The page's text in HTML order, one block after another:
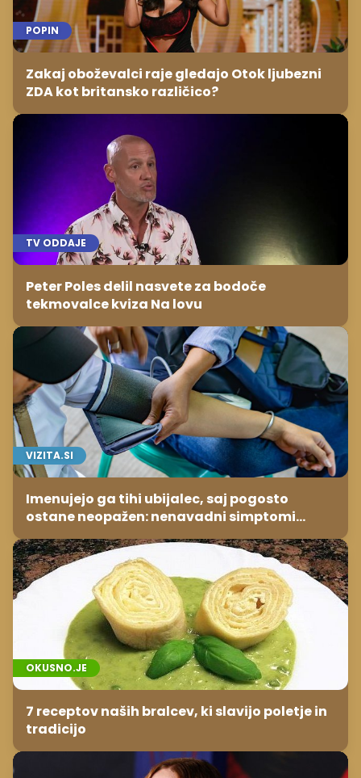
POPIN
Zakaj oboževalci raje gledajo Otok ljubezni
ZDA kot britansko različico?
TV ODDAJE
Peter Poles delil nasvete za bodoče
tekmovalce kviza Na lovu
VIZITA.SI
Imenujejo ga tihi ubijalec, saj pogosto
ostane neopažen: nenavadni simptomi
visokega holesterola
OKUSNO.JE
7 receptov naših bralcev, ki slavijo poletje in
tradicijo